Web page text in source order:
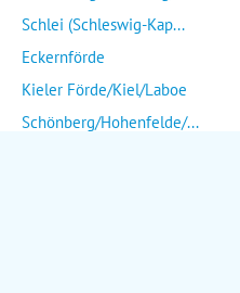
Schlei (Schleswig-Kap...
Eckernförde
Kieler Förde/Kiel/Laboe
Schönberg/Hohenfelde/...